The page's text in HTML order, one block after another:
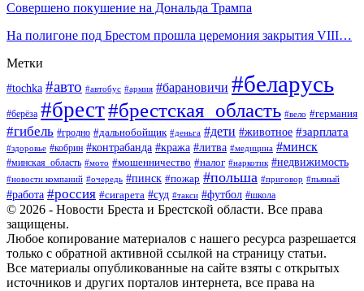
Совершено покушение на Дональда Трампа
На полигоне под Брестом прошла церемония закрытия VIII…
Метки
#tochka #авто #автобус #армия #барановичи #беларусь
#берёза #брест#брестская_область #вело #германия
#гибель #гродно #дальнобойщик #деньга #дети #животное #зарплата
#здоровье #кобрин #контрабанда #кража #литва #медицина #минск
#минская_область #мото #мошенничество #налог #наркотик #недвижимость
#новости компаний #очередь #пинск #пожар #польша #приговор #пьяный
#работа #россия #сигарета #суд #такси #футбол #школа
© 2026 - Новости Бреста и Брестской области. Все права
защищены.
Любое копирование материалов с нашего ресурса разрешается
только с обратной активной ссылкой на страницу статьи.
Все материалы опубликованные на сайте взяты с открытых
источников и других порталов интернета, все права на